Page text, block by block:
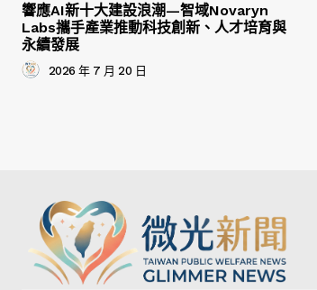
響應AI新十大建設浪潮—智域Novaryn
Labs攜手產業推動科技創新、人才培育與
永續發展
2026 年 7 月 20 日